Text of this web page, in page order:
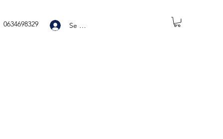
0634698329 Se connecter